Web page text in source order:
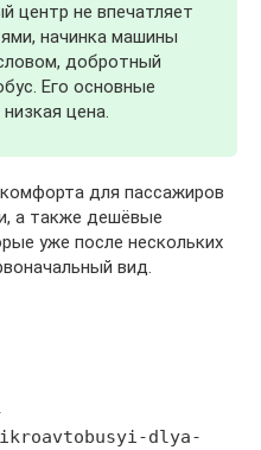
центр не впечатляет
начинка машины
добротный
Его основные
цена.
для пассажиров
а также дешёвые
уже после нескольких
вид.
dlya-